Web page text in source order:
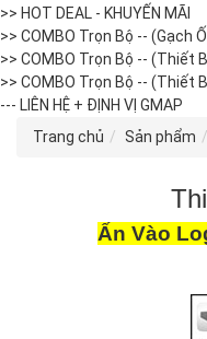
>> HOT DEAL - KHUYẾN MÃI
>> COMBO Trọn Bộ -- (Gạch
>> COMBO Trọn Bộ -- (Thiết
>> COMBO Trọn Bộ -- (Thiết
--- LIÊN HỆ + ĐỊNH VỊ GMAP
Trang chủ
Sản phẩm
Ấn Vào